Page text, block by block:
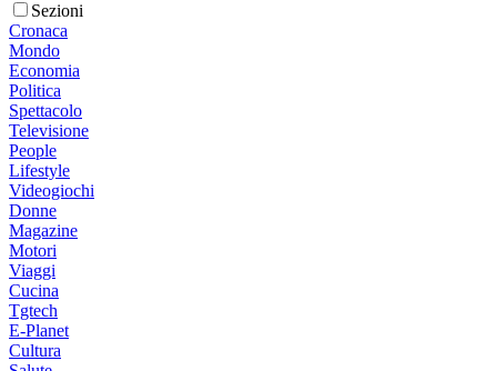
Sezioni
Cronaca
Mondo
Economia
Politica
Spettacolo
Televisione
People
Lifestyle
Videogiochi
Donne
Magazine
Motori
Viaggi
Cucina
Tgtech
E-Planet
Cultura